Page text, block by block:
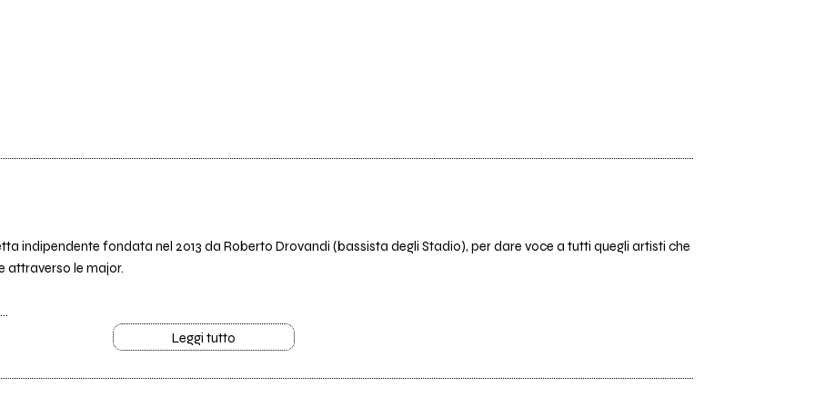
indipendente fondata nel 2013 da Roberto Drovandi (bassista degli Stadio), per dare voce a tutti quegli artisti che
attraverso le major.
Leggi tutto